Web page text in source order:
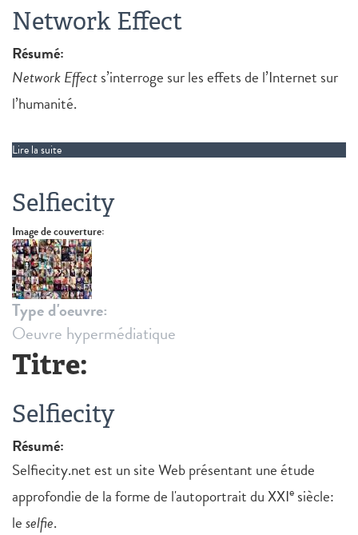
Network Effect
Résumé:
Network Effects’interroge sur les effets de l’Internet sur
l’humanité.
Lire la suite
Selfiecity
Image de couverture:
Type d'oeuvre:
Oeuvre hypermédiatique
Titre:
Selfiecity
Résumé:
Selfiecity.net est un site Web présentant une étude
approfondie de la forme de l'autoportrait du XXIe siècle:
leselfie.